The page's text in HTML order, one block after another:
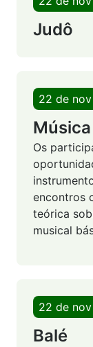
Judô
22 de
Música
Os
encontros
teórica
musical
22 de
Balé